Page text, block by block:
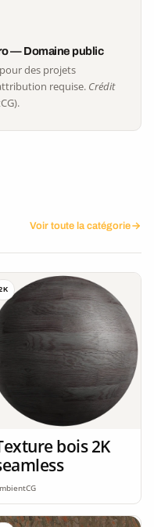
— Domaine public
des projets
requise. Crédit
Voir toute la catégorie
bois 2K